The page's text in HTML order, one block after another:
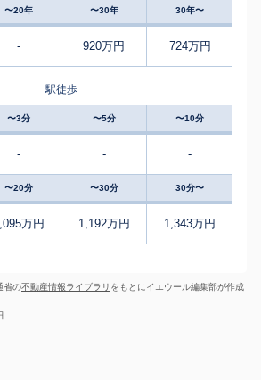
〜20年 〜30年 30年〜
- 920万円 724万円
駅徒歩
〜3分 〜5分 〜10分
- - -
〜20分 〜30分 30分〜
万円 1,192万円 1,343万円
省の不動産情報ライブラリ をもとにイエウール編集部が作成